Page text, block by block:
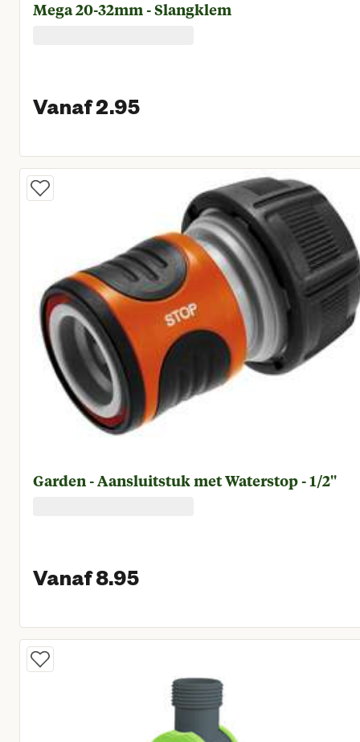
Mega 20-32mm - Slangklem
Vanaf 2.95
Vanaf huidige prijs €
Garden - Aansluitstuk met Waterstop - 1/2''
Vanaf 8.95
Vanaf huidige prijs €